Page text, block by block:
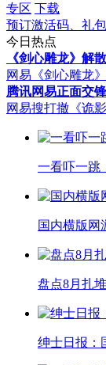
专区 下载
预订激活码、礼包
今日热点
《剑心雕龙》解
网易《剑心雕龙
腾讯网易正面交
网易搜打撤《诡
一看吓一跳
国内横版网
盘点8月扎
绅士日报：